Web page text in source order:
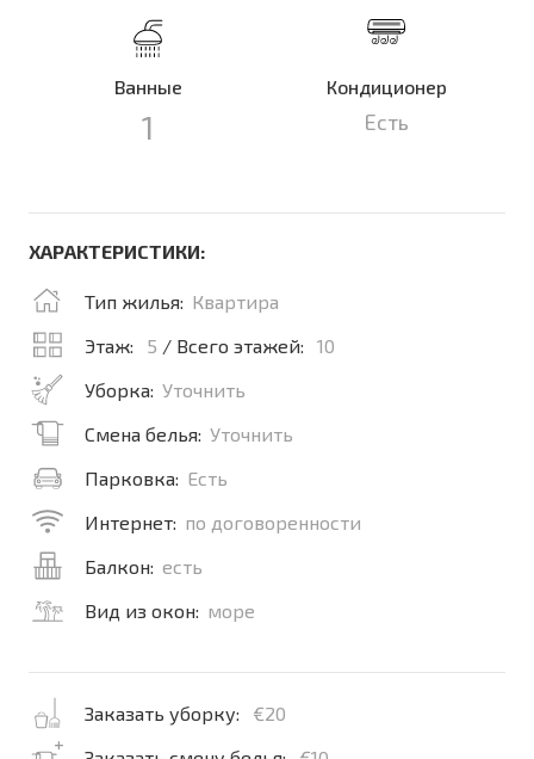
Ванные
1
Кондиционер
Есть
ХАРАКТЕРИСТИКИ:
Тип жилья: Квартира
Этаж:
5 / Всего этажей:
10
Уборка: Уточнить
Смена белья: Уточнить
Парковка: Есть
Интернет: по договоренности
Балкон: есть
Вид из окон: море
Заказать уборку:
€20